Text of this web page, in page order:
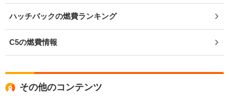
ハッチバックの燃費ランキング
C5の燃費情報
その他のコンテンツ